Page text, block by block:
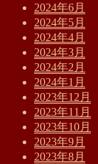
2024年6月
2024年5月
2024年4月
2024年3月
2024年2月
2024年1月
2023年12月
2023年11月
2023年10月
2023年9月
2023年8月